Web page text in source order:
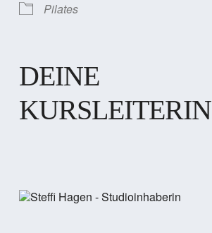
Pilates
DEINE
KURSLEITERIN